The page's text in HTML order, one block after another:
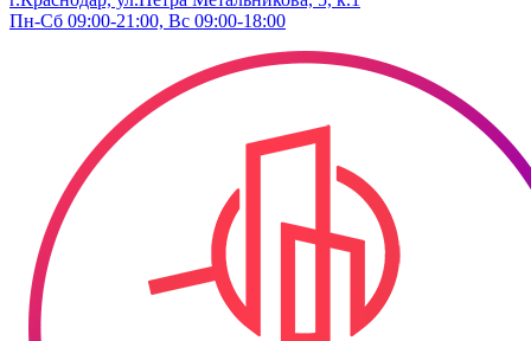
Пн-Сб 09:00-21:00, Вс 09:00-18:00